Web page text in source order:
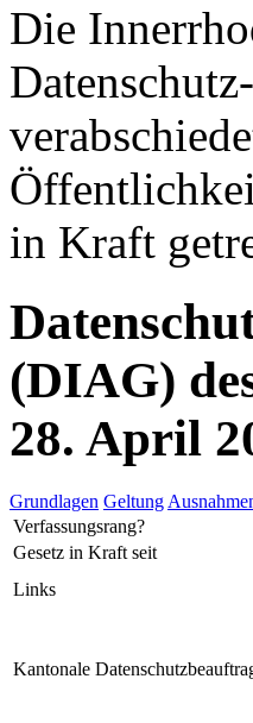
Die
in Kraft
(DIAG)
28. April
Grundlagen Geltung
Verfassungsrang?
Gesetz in Kraft seit
Links
Kantonale